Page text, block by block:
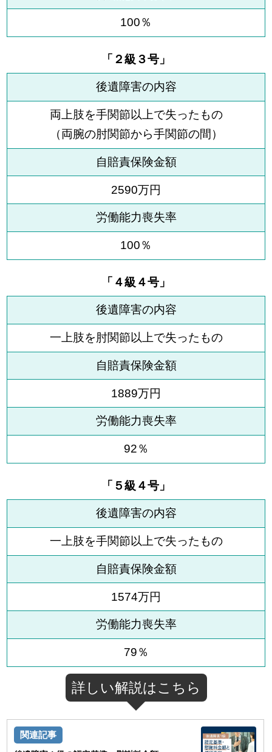
100％
「２級３号」
後遺障害の内容
両上肢を手関節以上で失ったもの
（両腕の肘関節から手関節の間）
自賠責保険金額
2590万円
労働能力喪失率
100％
「４級４号」
後遺障害の内容
一上肢を肘関節以上で失ったもの
自賠責保険金額
1889万円
労働能力喪失率
92％
「５級４号」
後遺障害の内容
一上肢を手関節以上で失ったもの
自賠責保険金額
1574万円
労働能力喪失率
79％
詳しい解説はこちら